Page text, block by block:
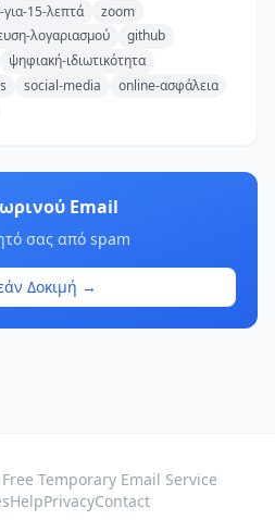
15-λεπτά
zoom
λογαριασμού
github
ψηφιακή-ιδιωτικότητα
social-media
online-ασφάλεια
Email
σας από spam
Δοκιμή →
Temporary Email Service
HelpPrivacyContact